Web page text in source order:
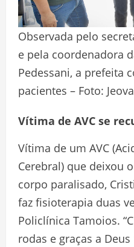
Observada pelo
e pela coordenadora
Pedessani, a prefeita
pacientes – Foto:
Vítima de AVC se
Vítima de um AVC
Cerebral) que deixou
corpo paralisado,
faz fisioterapia duas
Policlínica Tamoios.
rodas e graças a